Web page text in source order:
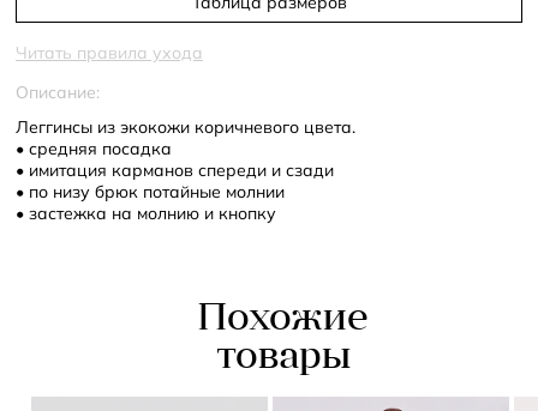
Читать правила ухода
Описание:
Леггинсы из экокожи коричневого цвета.
• средняя посадка
• имитация карманов спереди и сзади
• по низу брюк потайные молнии
• застежка на молнию и кнопку
Похожие
товары